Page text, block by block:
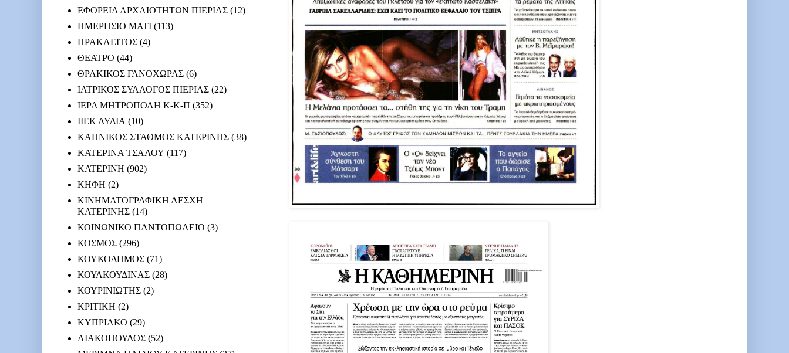
ΕΦΟΡΕΙΑ ΑΡΧΑΙΟΤΗΤΩΝ ΠΙΕΡΙΑΣ (12)
ΗΜΕΡΗΣΙΟ ΜΑΤΙ (113)
ΗΡΑΚΛΕΙΤΟΣ (4)
ΘΕΑΤΡΟ (44)
ΘΡΑΚΙΚΟΣ ΓΑΝΟΧΩΡΑΣ (6)
ΙΑΤΡΙΚΟΣ ΣΥΛΛΟΓΟΣ ΠΙΕΡΙΑΣ (22)
ΙΕΡΑ ΜΗΤΡΟΠΟΛΗ Κ-Κ-Π (352)
ΙΙΕΚ ΛΥΔΙΑ (10)
ΚΑΠΝΙΚΟΣ ΣΤΑΘΜΟΣ ΚΑΤΕΡΙΝΗΣ (38)
ΚΑΤΕΡΙΝΑ ΤΣΑΛΟΥ (117)
ΚΑΤΕΡΙΝΗ (902)
ΚΗΦΗ (2)
ΚΙΝΗΜΑΤΟΓΡΑΦΙΚΗ ΛΕΣΧΗ
ΚΑΤΕΡΙΝΗΣ (14)
ΚΟΙΝΩΝΙΚΟ ΠΑΝΤΟΠΩΛΕΙΟ (3)
ΚΟΣΜΟΣ (296)
ΚΟΥΚΟΔΗΜΟΣ (71)
ΚΟΥΛΚΟΥΔΙΝΑΣ (28)
ΚΟΥΡΙΝΙΩΤΗΣ (2)
ΚΡΙΤΙΚΗ (2)
ΚΥΠΡΙΑΚΟ (29)
ΛΙΑΚΟΠΟΥΛΟΣ (52)